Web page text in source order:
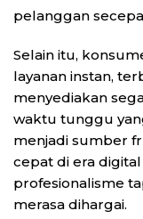
pelanggan
Selain itu,
layanan instan,
menyediakan
waktu tunggu
menjadi sumber
cepat di era
profesionalisme
merasa dihargai.